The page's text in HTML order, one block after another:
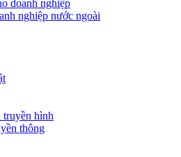
doanh nghiệp
nghiệp nước ngoài
truyền hình
thông